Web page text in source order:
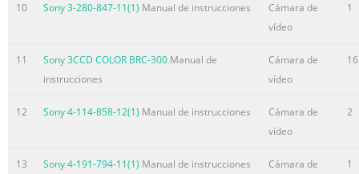
10 Sony 3-280-847-11(1) Manual de instrucciones
Cámara de
vídeo
1
11 Sony 3CCD COLOR BRC-300 Manual de
instrucciones
Cámara de
vídeo
16
12 Sony 4-114-858-12(1) Manual de instrucciones
Cámara de
vídeo
2
13 Sony 4-191-794-11(1) Manual de instrucciones
Cámara de
1